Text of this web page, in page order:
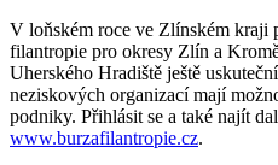
V loňském roce ve Zlínském kraji
filantropie pro okresy Zlín a
Uherského Hradiště ještě
neziskových organizací mají
podniky. Přihlásit se a také najít
www.burzafilantropie.cz.